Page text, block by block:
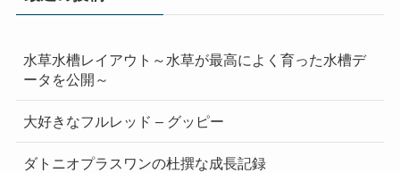
水草水槽レイアウト～水草が最高によく育った水槽デ
ータを公開～
大好きなフルレッド – グッピー
ダトニオプラスワンの杜撰な成長記録